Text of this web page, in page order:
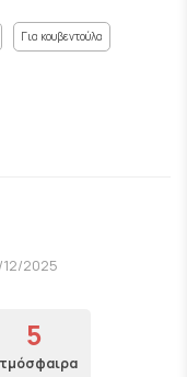
Για κουβεντούλα
2025
5